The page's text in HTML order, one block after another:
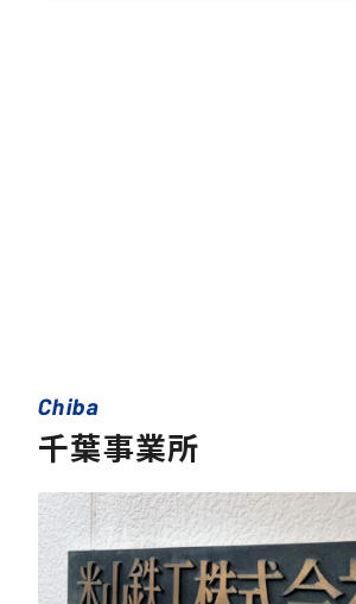
Chiba
千葉事業所